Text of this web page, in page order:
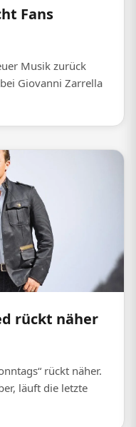
Fans
Musik zurück
Giovanni Zarrella
rückt näher
rückt näher.
läuft die letzte